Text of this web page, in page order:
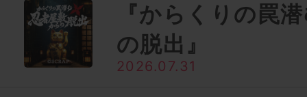
『からくりの罠
の脱出』
2026.07.31